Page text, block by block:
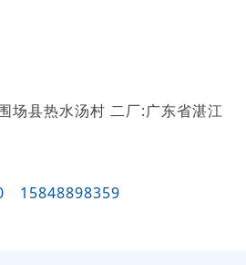
场县热水汤村 二厂:广东省湛江
15848898359